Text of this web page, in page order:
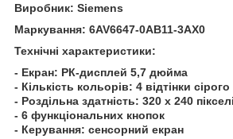
Виробник: Siemens
Маркування: 6AV6647-0AB11-3AX0
Технічні характеристики:
- Екран: РК-дисплей 5,7 дюйма
- Кількість кольорів: 4 відтінки сірого
- Роздільна здатність: 320 х 240
- 6 функціональних кнопок
- Керування: сенсорний екран